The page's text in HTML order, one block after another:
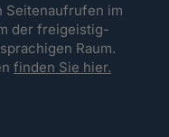
Seitenaufrufen im
der freigeistig-
Raum.
finden Sie hier.